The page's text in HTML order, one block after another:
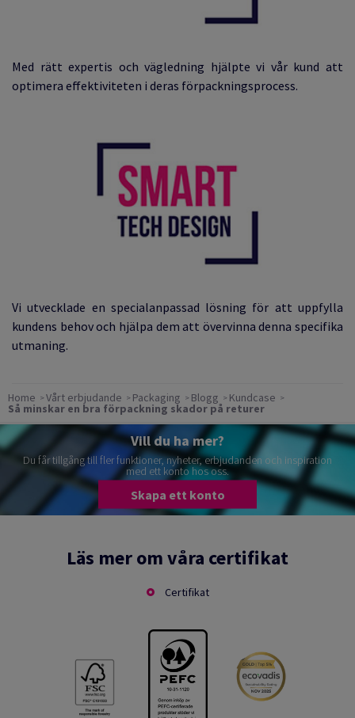
Med rätt expertis och vägledning hjälpte vi vår kund att
optimera effektiviteten i deras förpackningsprocess.
Vi utvecklade en specialanpassad lösning för att uppfylla
kundens behov och hjälpa dem att övervinna denna specifika
utmaning.
Home Vårt erbjudande Packaging Blogg Kundcase
Så minskar en bra förpackning skador på returer
Vill du ha mer?
Du får tillgång till fler funktioner, nyheter, erbjudanden och inspiration
med ett konto hos oss.
Skapa ett konto
Läs mer om våra certifikat
Certifikat